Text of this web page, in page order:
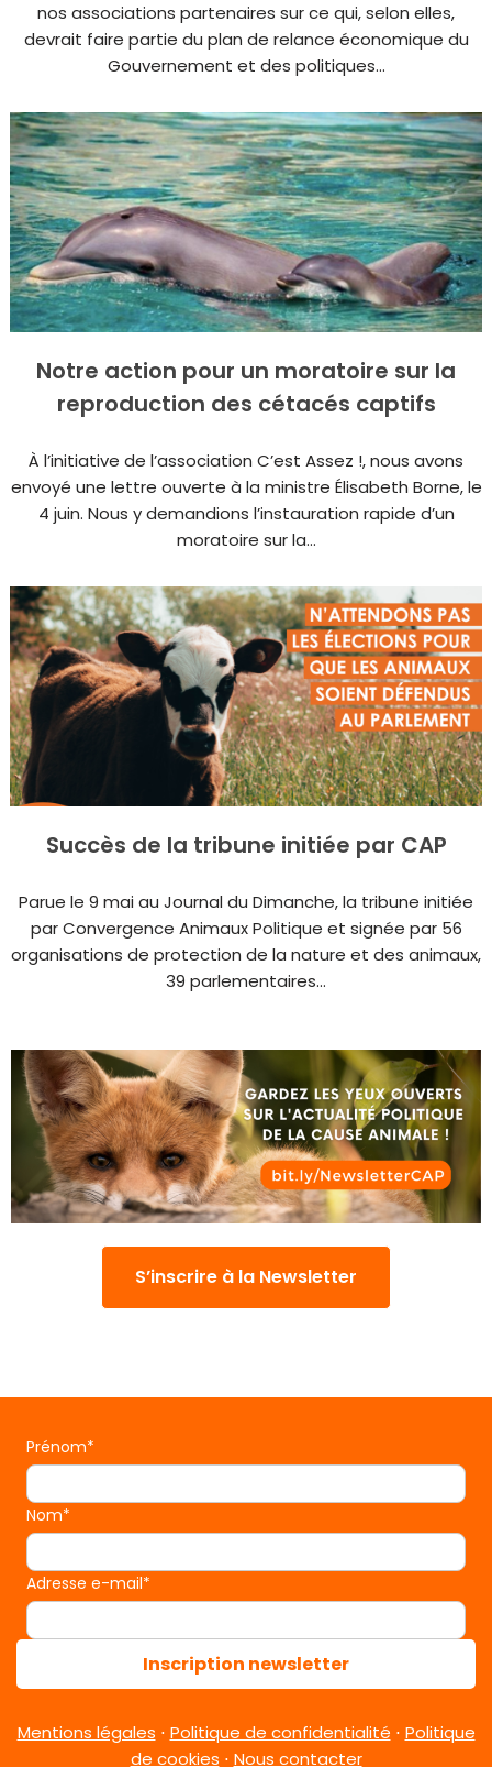
nos associations partenaires sur ce qui, selon elles,
devrait faire partie du plan de relance économique du
Gouvernement et des politiques...
Notre action pour un moratoire sur la
reproduction des cétacés captifs
À l’initiative de l’association C’est Assez !, nous avons
envoyé une lettre ouverte à la ministre Élisabeth Borne, le
4 juin. Nous y demandions l’instauration rapide d’un
moratoire sur la...
Succès de la tribune initiée par CAP
Parue le 9 mai au Journal du Dimanche, la tribune initiée
par Convergence Animaux Politique et signée par 56
organisations de protection de la nature et des animaux,
39 parlementaires...
S’inscrire à la Newsletter
Prénom*
Nom*
Adresse e-mail*
Inscription newsletter
Mentions légales ⋅ Politique de confidentialité ⋅ Politique
de cookies ⋅ Nous contacter